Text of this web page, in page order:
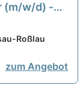
(m/w/d) -
Roßlau
zum Angebot